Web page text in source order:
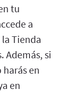
tu
a
Tienda
Además, si
en
en